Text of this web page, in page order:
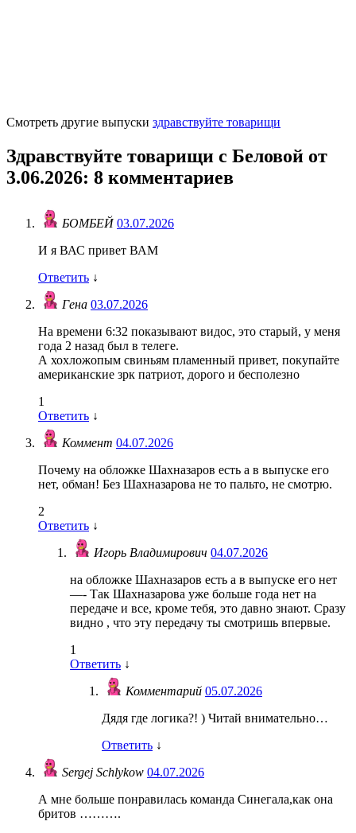
Смотреть другие выпуски здравствуйте товарищи
Здравствуйте товарищи с Беловой от
3.06.2026: 8 комментариев
БОМБЕЙ03.07.2026
И я ВАС привет ВАМ
Ответить ↓
Гена 03.07.2026
На времени 6:32 показывают видос, это старый, у меня
года 2 назад был в телеге.
А хохложопым свиньям пламенный привет, покупайте
американские зрк патриот, дорого и бесполезно
1
Ответить ↓
Коммент 04.07.2026
Почему на обложке Шахназаров есть а в выпуске его
нет, обман! Без Шахназарова не то пальто, не смотрю.
2
Ответить ↓
Игорь Владимирович 04.07.2026
на обложке Шахназаров есть а в выпуске его нет
—- Так Шахназарова уже больше года нет на
передаче и все, кроме тебя, это давно знают. Сразу
видно , что эту передачу ты смотришь впервые.
1
Ответить ↓
Комментарий 05.07.2026
Дядя где логика?! ) Читай внимательно…
Ответить ↓
Sergej Schlykow 04.07.2026
А мне больше понравилась команда Синегала,как она
бритов ……….